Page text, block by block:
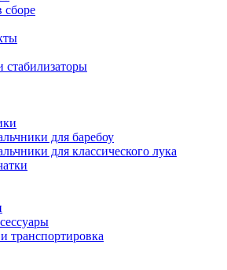
сборе
стабилизаторы
для баребоу
для классического лука
транспортировка